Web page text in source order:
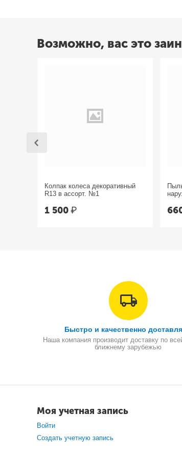
Возможно, вас это
Колпак колеса декоративный
R13 в ассорт. №1
1 500₽
Быстро и качественно
Наша компания производит доставку по
ближнему зарубежью
Моя учетная запись
Войти
Создать учетную запись